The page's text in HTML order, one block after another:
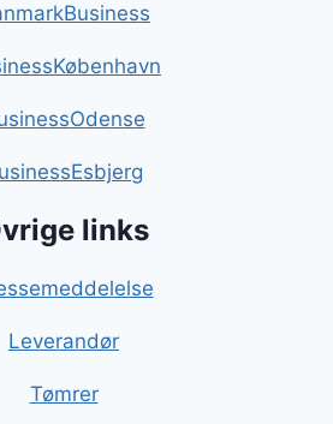
links
Leverandør
Tømrer